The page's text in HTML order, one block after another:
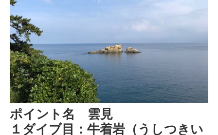
ポイント名 雲見
１ダイブ目：牛着岩（うしつきい